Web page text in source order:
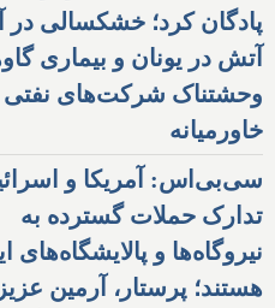
پادگان کرد؛ خشکسالی در
آتش در یونان و بیماری
وحشتناک شرکت‌های نفتی
خاورمیانه
سی‌بی‌اس: آمریکا و
تدارک حملات گسترده به
نیروگاه‌ها و پالایشگاه‌های
هستند؛ پرستار، آرمین